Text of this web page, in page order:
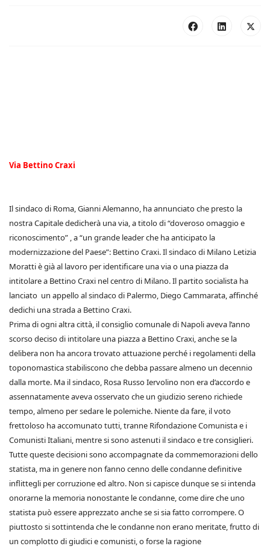
Via Bettino Craxi
Il sindaco di Roma, Gianni Alemanno, ha annunciato che presto la
nostra Capitale dedicherà una via, a titolo di “doveroso omaggio e
riconoscimento” , a “un grande leader che ha anticipato la
modernizzazione del Paese”: Bettino Craxi. Il sindaco di Milano Letizia
Moratti è già al lavoro per identificare una via o una piazza da
intitolare a Bettino Craxi nel centro di Milano. Il partito socialista ha
lanciato un appello al sindaco di Palermo, Diego Cammarata, affinché
dedichi una strada a Bettino Craxi.
Prima di ogni altra città, il consiglio comunale di Napoli aveva l’anno
scorso deciso di intitolare una piazza a Bettino Craxi, anche se la
delibera non ha ancora trovato attuazione perché i regolamenti della
toponomastica stabiliscono che debba passare almeno un decennio
dalla morte. Ma il sindaco, Rosa Russo Iervolino non era d’accordo e
assennatamente aveva osservato che un giudizio sereno richiede
tempo, almeno per sedare le polemiche. Niente da fare, il voto
frettoloso ha accomunato tutti, tranne Rifondazione Comunista e i
Comunisti Italiani, mentre si sono astenuti il sindaco e tre consiglieri.
Tutte queste decisioni sono accompagnate da commemorazioni dello
statista, ma in genere non fanno cenno delle condanne definitive
inflittegli per corruzione ed altro. Non si capisce dunque se si intenda
onorarne la memoria nonostante le condanne, come dire che uno
statista può essere apprezzato anche se si sia fatto corrompere. O
piuttosto si sottintenda che le condanne non erano meritate, frutto di
un complotto di giudici e comunisti, o forse la ragione